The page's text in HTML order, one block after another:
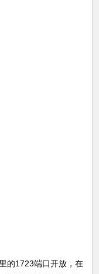
的1723端口开放，在